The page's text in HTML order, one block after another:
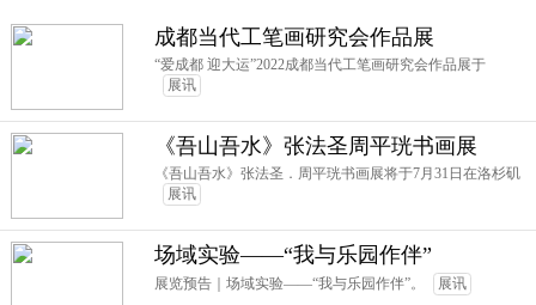
成都当代工笔画研究会作品展
“爱成都 迎大运”2022成都当代工笔画研究会作品展于
展讯
《吾山吾水》张法圣周平珖书画展
《吾山吾水》张法圣．周平珖书画展将于7月31日在洛杉矶
展讯
场域实验——“我与乐园作伴”
展览预告｜场域实验——“我与乐园作伴”。 展讯